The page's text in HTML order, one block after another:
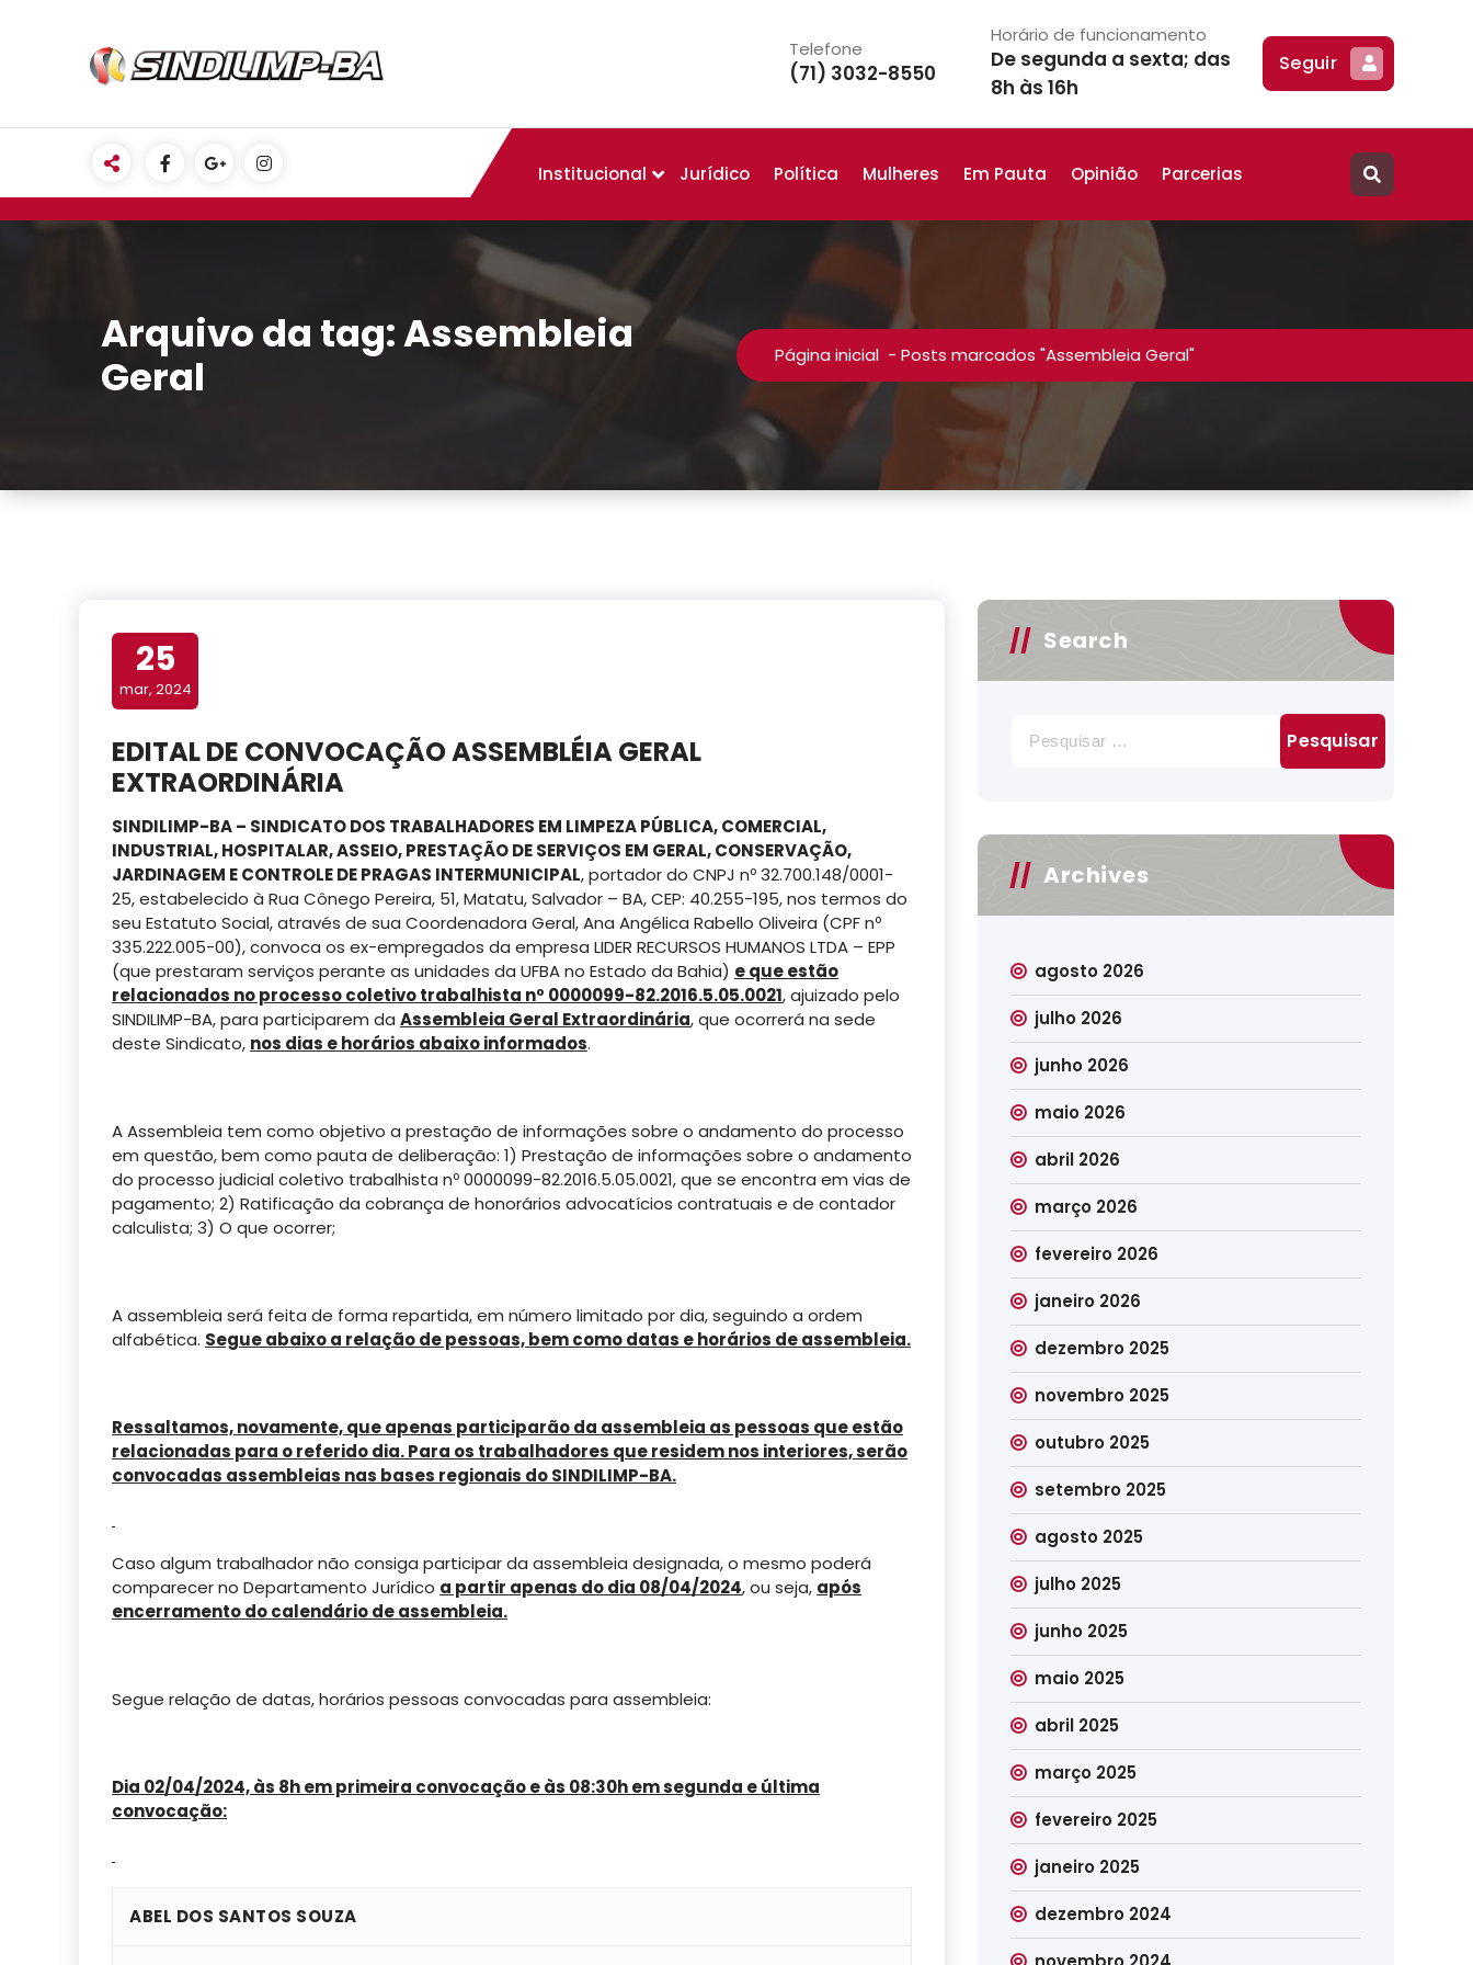
Telefone
(71) 3032-8550
Horário de funcionamento
De segunda a sexta; das
8h às 16h
Seguir
Institucional Jurídico Política Mulheres Em Pauta Opinião Parcerias
Arquivo da tag: Assembleia
Geral
Página inicial - Posts marcados "Assembleia Geral"
25
mar, 2024
EDITAL DE CONVOCAÇÃO ASSEMBLÉIA GERAL
EXTRAORDINÁRIA
SINDILIMP-BA – SINDICATO DOS TRABALHADORES EM LIMPEZA PÚBLICA, COMERCIAL,
INDUSTRIAL, HOSPITALAR, ASSEIO, PRESTAÇÃO DE SERVIÇOS EM GERAL, CONSERVAÇÃO,
JARDINAGEM E CONTROLE DE PRAGAS INTERMUNICIPAL, portador do CNPJ nº 32.700.148/0001-
25, estabelecido à Rua Cônego Pereira, 51, Matatu, Salvador – BA, CEP: 40.255-195, nos termos do
seu Estatuto Social, através de sua Coordenadora Geral, Ana Angélica Rabello Oliveira (CPF nº
335.222.005-00), convoca os ex-empregados da empresa LIDER RECURSOS HUMANOS LTDA – EPP
(que prestaram serviços perante as unidades da UFBA no Estado da Bahia) e que estão
relacionados no processo coletivo trabalhista nº 0000099-82.2016.5.05.0021, ajuizado pelo
SINDILIMP-BA, para participarem da Assembleia Geral Extraordinária, que ocorrerá na sede
deste Sindicato, nos dias e horários abaixo informados.
A Assembleia tem como objetivo a prestação de informações sobre o andamento do processo
em questão, bem como pauta de deliberação: 1) Prestação de informações sobre o andamento
do processo judicial coletivo trabalhista nº 0000099-82.2016.5.05.0021, que se encontra em vias de
pagamento; 2) Ratificação da cobrança de honorários advocatícios contratuais e de contador
calculista; 3) O que ocorrer;
A assembleia será feita de forma repartida, em número limitado por dia, seguindo a ordem
alfabética. Segue abaixo a relação de pessoas, bem como datas e horários de assembleia.
Ressaltamos, novamente, que apenas participarão da assembleia as pessoas que estão
relacionadas para o referido dia. Para os trabalhadores que residem nos interiores, serão
convocadas assembleias nas bases regionais do SINDILIMP-BA.
Caso algum trabalhador não consiga participar da assembleia designada, o mesmo poderá
comparecer no Departamento Jurídico a partir apenas do dia 08/04/2024, ou seja, após
encerramento do calendário de assembleia.
Segue relação de datas, horários pessoas convocadas para assembleia:
Dia 02/04/2024, às 8h em primeira convocação e às 08:30h em segunda e última
convocação:
ABEL DOS SANTOS SOUZA
Search
por:
Archives
agosto 2026
julho 2026
junho 2026
maio 2026
abril 2026
março 2026
fevereiro 2026
janeiro 2026
dezembro 2025
novembro 2025
outubro 2025
setembro 2025
agosto 2025
julho 2025
junho 2025
maio 2025
abril 2025
março 2025
fevereiro 2025
janeiro 2025
dezembro 2024